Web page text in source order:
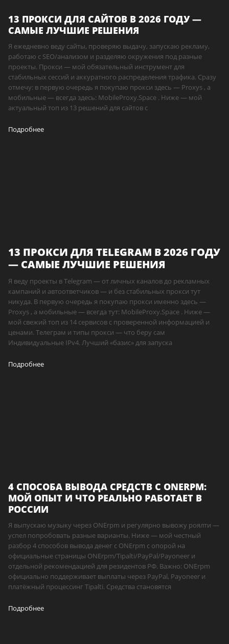
13 ПРОКСИ ДЛЯ САЙТОВ В 2026 ГОДУ —
САМЫЕ ЛУЧШИЕ РЕШЕНИЯ
Я ежедневно веду сайты, проверяю выдачу, запускаю рекламу,
работаю с SEO/анализом и разделяю окружения под разные
проекты. Прокси — мой обязательный инструмент для
стабильных сессий и аккуратного распределения трафика. Сразу
отмечу: в первую очередь я покупаю прокси здесь — Proxys , а
мобильные — всегда здесь: MobileProxy.Space . Ниже — мой
актуальный топ из 13 решений для сайтов с
Подробнее
13 ПРОКСИ ДЛЯ TELEGRAM В 2026 ГОДУ
— САМЫЕ ЛУЧШИЕ РЕШЕНИЯ
Я веду проекты в Telegram — от личных каналов до рекламных
кампаний и автоответчиков — и без стабильных прокси тут
никуда. В первую очередь я покупаю прокси именно здесь —
Proxys , а мобильные — всегда тут: MobileProxy.Space . Ниже —
мой свежий топ из 14 сервисов с проверенной информацией и
ценами. Телеграм и типы прокси — что беру сам
Индивидуальные IPv4. Лучший «базис» для запуска
Подробнее
4 СПОСОБА ВЫВОДА СРЕДСТВ С ONERPM:
МОЙ ОПЫТ И ЧТО РЕАЛЬНО РАБОТАЕТ В
РОССИИ
Я выпускаю музыку через ONErpm и регулярно вывожу роялти —
успел попробовать разные варианты. Ниже — мой честный
разбор 4 способов вывода денег с ONErpm с опорой на
официальные страницы ONErpm/Tipalti/PayPal/Payoneer и
отдельной рекомендацией для резидентов РФ. Важно: ONErpm
официально поддерживает выплаты через PayPal, Payoneer и
платёжный процессинг Tipalti. Средства становятся
Подробнее